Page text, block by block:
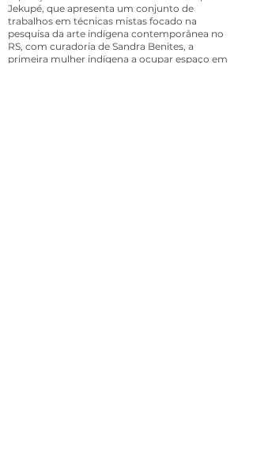
Jekupé, que apresenta um conjunto de
trabalhos em técnicas mistas focado na
pesquisa da arte indígena contemporânea no
RS, com curadoria de Sandra Benites, a
primeira mulher indígena a ocupar espaço em